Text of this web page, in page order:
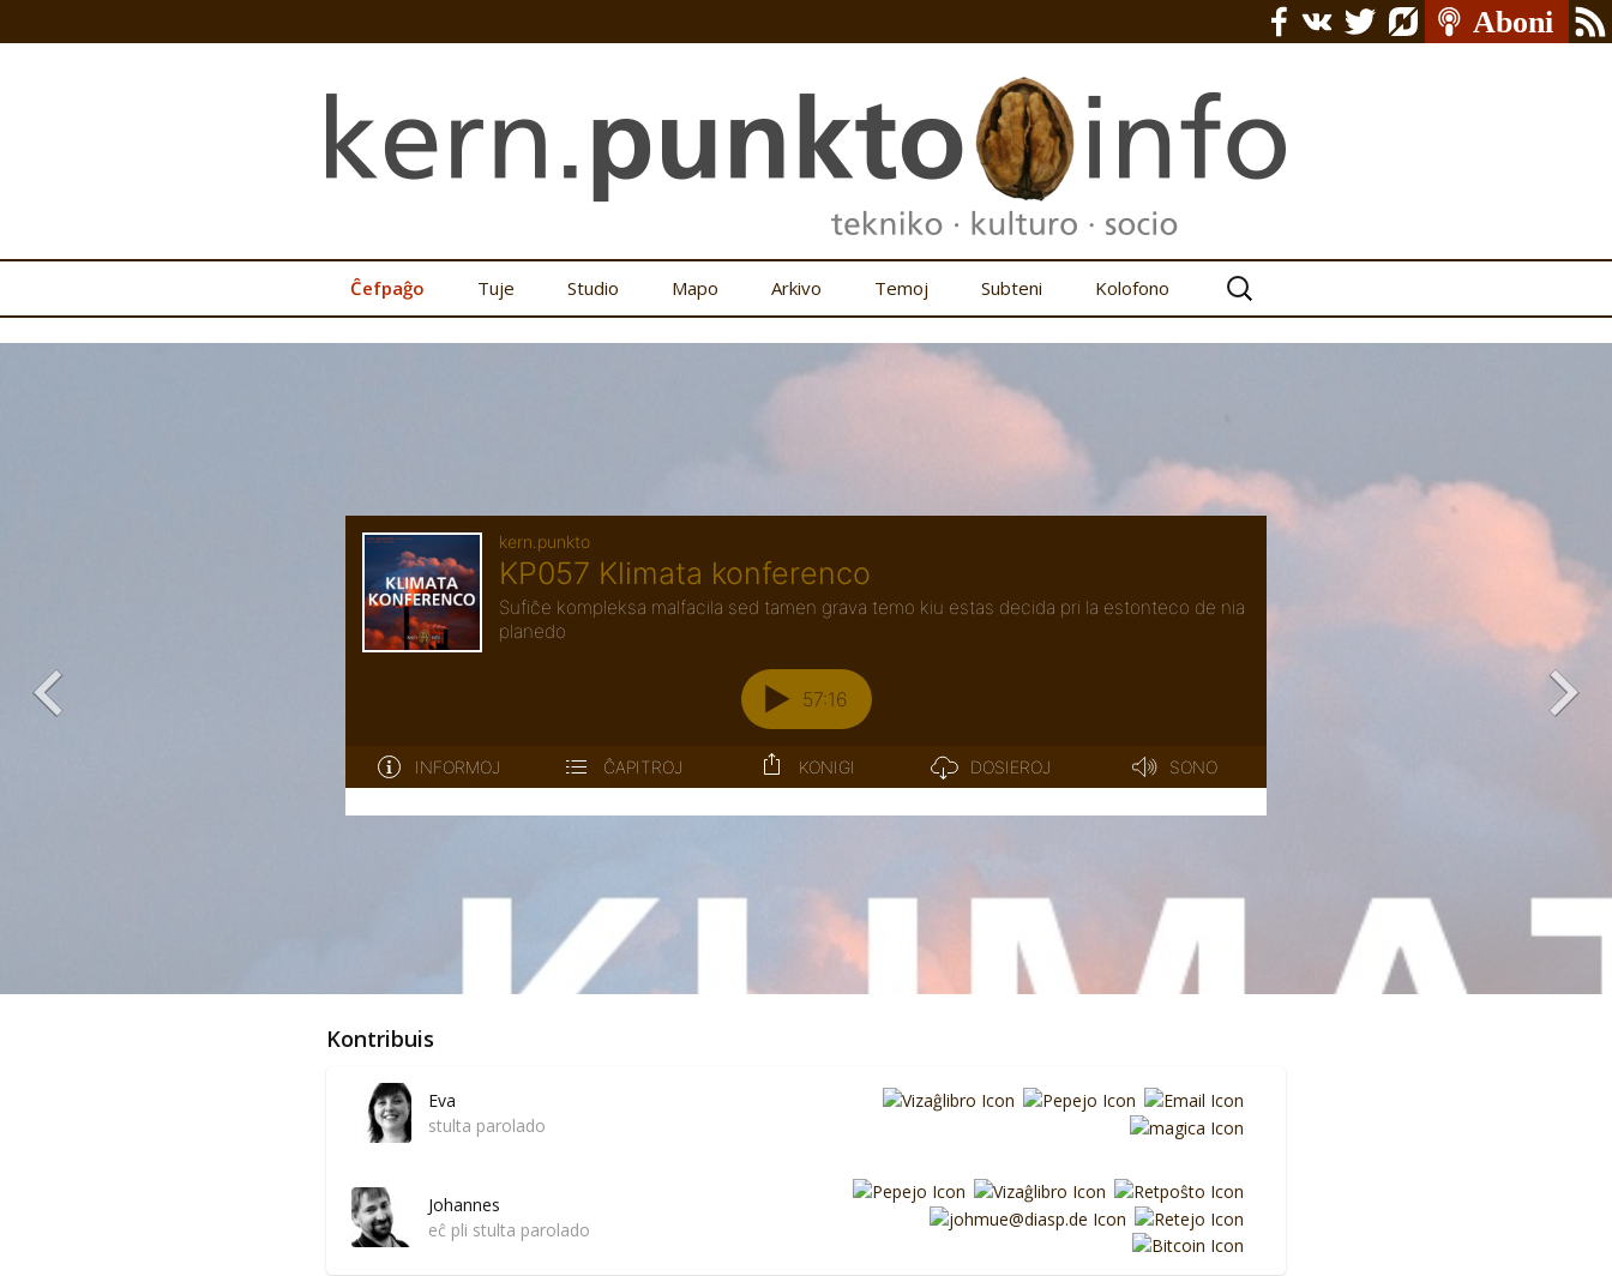
Ĉefpaĝo Tuje Studio Mapo Arkivo Temoj Subteni Kolofono
Serĉu:
Kontribuis
Eva
stulta parolado
Johannes
eĉ pli stulta parolado